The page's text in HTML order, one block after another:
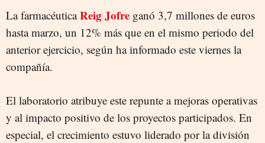
La farmacéuticaReig Jofre ganó 3,7 millones de euros
hasta marzo, un 12% más que en el mismo periodo del
anterior ejercicio, según ha informado este viernes la
compañía.
El laboratorio atribuye este repunte a mejoras operativas
y al impacto positivo de los proyectos participados. En
especial, el crecimiento estuvo liderado por la división